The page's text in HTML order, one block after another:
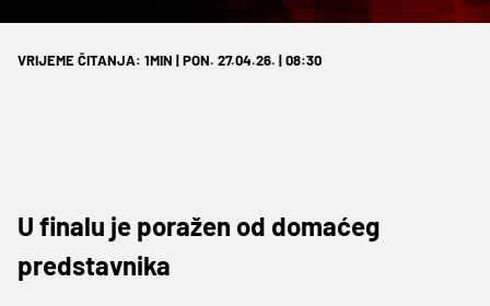
VRIJEME ČITANJA: 1MIN | PON. 27.04.26. | 08:30
U finalu je poražen od domaćeg
predstavnika